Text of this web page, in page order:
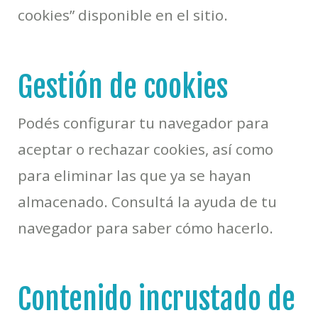
cookies” disponible en el sitio.
Gestión de cookies
Podés configurar tu navegador para
aceptar o rechazar cookies, así como
para eliminar las que ya se hayan
almacenado. Consultá la ayuda de tu
navegador para saber cómo hacerlo.
Contenido incrustado de